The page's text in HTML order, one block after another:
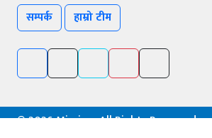
सम्पर्क हाम्रो टीम
©2026 Mission, All Rights Reserved.